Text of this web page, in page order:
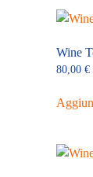
Le
Wine
80,00 €